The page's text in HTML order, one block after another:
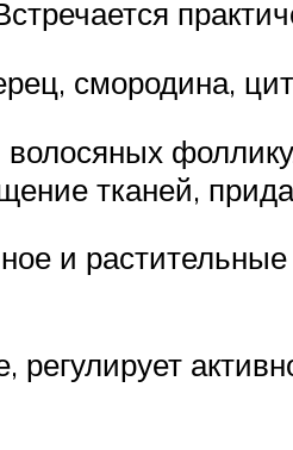
смородина,
тканей,
и